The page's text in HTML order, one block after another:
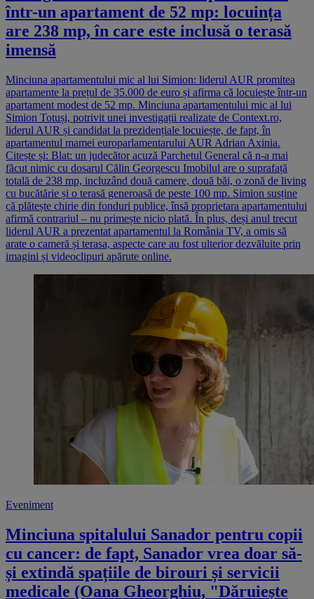
într-un apartament de 52 mp: locuința
are 238 mp, în care este inclusă o terasă
imensă
Minciuna apartamentului mic al lui Simion: liderul AUR promitea
apartamente la prețul de 35.000 de euro și afirma că locuiește într-un
apartament modest de 52 mp. Minciuna apartamentului mic al lui
Simion Totuși, potrivit unei investigații realizate de Context.ro,
liderul AUR și candidat la prezidențiale locuiește, de fapt, în
apartamentul mamei europarlamentarului AUR Adrian Axinia.
Citește și: Blat: un judecător acuză Parchetul General că n-a mai
făcut nimic cu dosarul Călin Georgescu Imobilul are o suprafață
totală de 238 mp, incluzând două camere, două băi, o zonă de living
cu bucătărie și o terasă generoasă de peste 100 mp. Simion susține
că plătește chirie din fonduri publice, însă proprietara apartamentului
afirmă contrariul – nu primește nicio plată. În plus, deși anul trecut
liderul AUR a prezentat apartamentul la România TV, a omis să
arate o cameră și terasa, aspecte care au fost ulterior dezvăluite prin
imagini și videoclipuri apărute online.
Eveniment
Minciuna spitalului Sanador pentru copii
cu cancer: de fapt, Sanador vrea doar să-
și extindă spațiile de birouri și servicii
medicale (Oana Gheorghiu, "Dăruiește